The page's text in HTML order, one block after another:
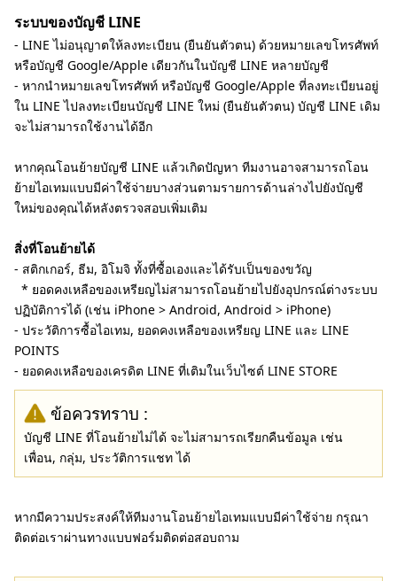
ระบบของบัญชี LINE
- LINE ไม่อนุญาตให้ลงทะเบียน (ยืนยันตัวตน) ด้วยหมายเลขโทรศัพท์
หรือบัญชี Google/Apple เดียวกันในบัญชี LINE หลายบัญชี
- หากนำหมายเลขโทรศัพท์ หรือบัญชี Google/Apple ที่ลงทะเบียนอยู่
ใน LINE ไปลงทะเบียนบัญชี LINE ใหม่ (ยืนยันตัวตน) บัญชี LINE เดิม
จะไม่สามารถใช้งานได้อีก
หากคุณโอนย้ายบัญชี LINE แล้วเกิดปัญหา ทีมงานอาจสามารถโอน
ย้ายไอเทมแบบมีค่าใช้จ่ายบางส่วนตามรายการด้านล่างไปยังบัญชี
ใหม่ของคุณได้หลังตรวจสอบเพิ่มเติม
สิ่งที่โอนย้ายได้
- สติกเกอร์, ธีม, อิโมจิ ทั้งที่ซื้อเองและได้รับเป็นของขวัญ
* ยอดคงเหลือของเหรียญไม่สามารถโอนย้ายไปยังอุปกรณ์ต่างระบบ
ปฏิบัติการได้ (เช่น iPhone > Android, Android > iPhone)
- ประวัติการซื้อไอเทม, ยอดคงเหลือของเหรียญ LINE และ LINE
POINTS
- ยอดคงเหลือของเครดิต LINE ที่เติมในเว็บไซต์ LINE STORE
ข้อควรทราบ :
บัญชี LINE ที่โอนย้ายไม่ได้ จะไม่สามารถเรียกคืนข้อมูล เช่น
เพื่อน, กลุ่ม, ประวัติการแชท ได้
หากมีความประสงค์ให้ทีมงานโอนย้ายไอเทมแบบมีค่าใช้จ่าย กรุณา
ติดต่อเราผ่านทางแบบฟอร์มติดต่อสอบถาม